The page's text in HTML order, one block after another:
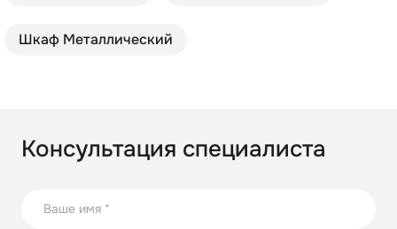
Шкаф Металлический
Консультация специалиста